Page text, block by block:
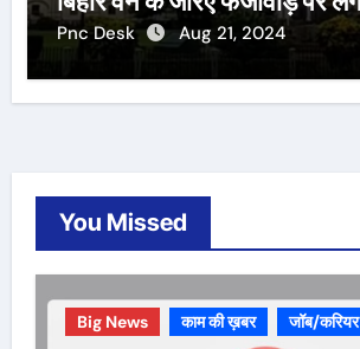
Pnc Desk Aug 21, 2024
You Missed
Big News काम की ख़बर जॉब/करियर